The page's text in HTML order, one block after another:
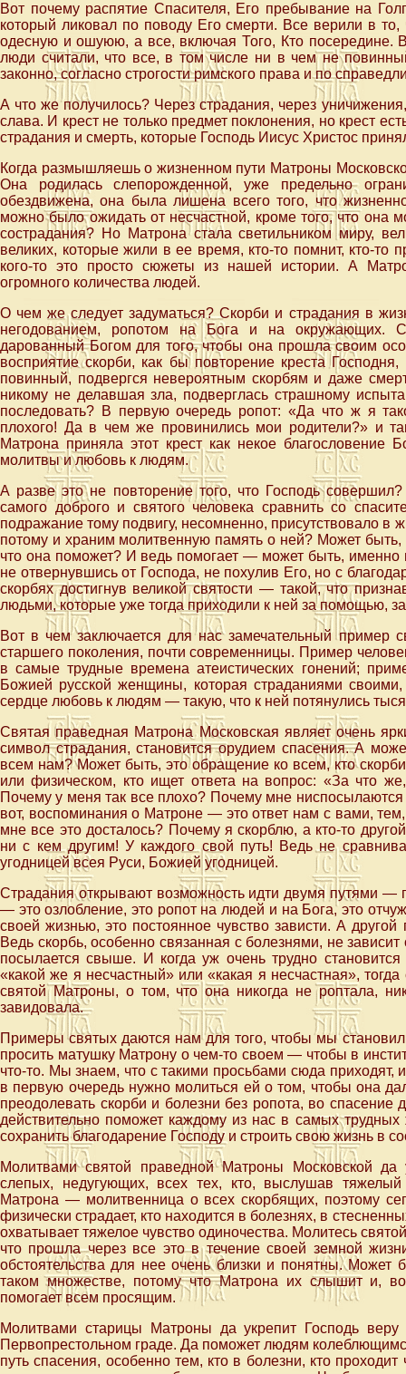
Вот почему распятие Спасителя, Его пребывание на
который ликовал по поводу Его смерти. Все верили в
одесную и ошуюю, а все, включая Того, Кто посередине.
люди считали, что все, в том числе ни в чем не
законно, согласно строгости римского права и по
А что же получилось? Через страдания, через
слава. И крест не только предмет поклонения, но крест
страдания и смерть, которые Господь Иисус Христос
Когда размышляешь о жизненном пути Матроны
Она родилась слепорожденной, уже предельно
обездвижена, она была лишена всего того, что
можно было ожидать от несчастной, кроме того, что она
сострадания? Но Матрона стала светильником миру,
великих, которые жили в ее время, кто-то помнит, кто-то
кого-то это просто сюжеты из нашей истории. А
огромного количества людей.
О чем же следует задуматься? Скорби и страдания в
негодованием, ропотом на Бога и на окружающих.
дарованный Богом для того, чтобы она прошла своим
восприятие скорби, как бы повторение креста
повинный, подвергся невероятным скорбям и даже
никому не делавшая зла, подверглась страшному
последовать? В первую очередь ропот: «Да что ж я
плохого! Да в чем же провинились мои родители?» и
Матрона приняла этот крест как некое
молитвы и любовь к людям.
А разве это не повторение того, что Господь
самого доброго и святого человека сравнить со
подражание тому подвигу, несомненно, присутствовало
потому и храним молитвенную память о ней? Может быть,
что она поможет? И ведь помогает — может быть, именно
не отвернувшись от Господа, не похулив Его, но с
скорбях достигнув великой святости — такой, что
людьми, которые уже тогда приходили к ней за помощью,
Вот в чем заключается для нас замечательный
старшего поколения, почти современницы. Пример
в самые трудные времена атеистических гонений;
Божией русской женщины, которая страданиями
сердце любовь к людям — такую, что к ней потянулись
Святая праведная Матрона Московская являет очень
символ страдания, становится орудием спасения. А
всем нам? Может быть, это обращение ко всем, кто
или физическом, кто ищет ответа на вопрос: «За что
Почему у меня так все плохо? Почему мне ниспосылаются
вот, воспоминания о Матроне — это ответ нам с вами,
мне все это досталось? Почему я скорблю, а кто-то
ни с кем другим! У каждого свой путь! Ведь не
угодницей всея Руси, Божией угодницей.
Страдания открывают возможность идти двумя путями —
— это озлобление, это ропот на людей и на Бога, это
своей жизнью, это постоянное чувство зависти. А
Ведь скорбь, особенно связанная с болезнями, не
посылается свыше. И когда уж очень трудно становится
«какой же я несчастный» или «какая я несчастная»,
святой Матроны, о том, что она никогда не роптала,
завидовала.
Примеры святых даются нам для того, чтобы мы
просить матушку Матрону о чем-то своем — чтобы в
что-то. Мы знаем, что с такими просьбами сюда приходят,
в первую очередь нужно молиться ей о том, чтобы она
преодолевать скорби и болезни без ропота, во
действительно поможет каждому из нас в самых трудных
сохранить благодарение Господу и строить свою жизнь в
Молитвами святой праведной Матроны Московской да
слепых, недугующих, всех тех, кто, выслушав
Матрона — молитвенница о всех скорбящих, поэтому
физически страдает, кто находится в болезнях, в
охватывает тяжелое чувство одиночества. Молитесь
что прошла через все это в течение своей земной
обстоятельства для нее очень близки и понятны. Может
таком множестве, потому что Матрона их слышит и,
помогает всем просящим.
Молитвами старицы Матроны да укрепит Господь
Первопрестольном граде. Да поможет людям
путь спасения, особенно тем, кто в болезни, кто